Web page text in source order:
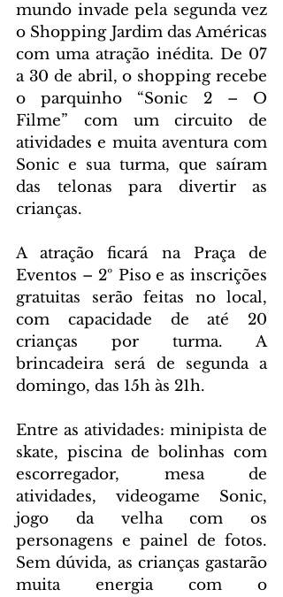
mundo invade pela segunda vez
o Shopping Jardim das Américas
com uma atração inédita. De 07
a 30 de abril, o shopping recebe
o parquinho “Sonic 2 – O
Filme” com um circuito de
atividades e muita aventura com
Sonic e sua turma, que saíram
das telonas para divertir as
crianças.
A atração ficará na Praça de
Eventos – 2º Piso e as inscrições
gratuitas serão feitas no local,
com capacidade de até 20
crianças por turma. A
brincadeira será de segunda a
domingo, das 15h às 21h.
Entre as atividades: minipista de
skate, piscina de bolinhas com
escorregador, mesa de
atividades, videogame Sonic,
jogo da velha com os
personagens e painel de fotos.
Sem dúvida, as crianças gastarão
muita energia com o